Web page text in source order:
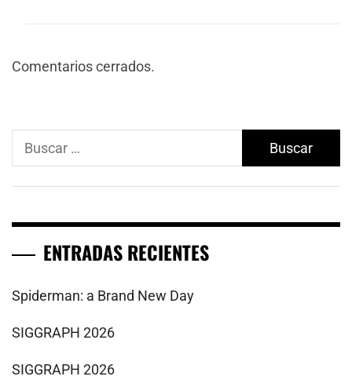
Comentarios cerrados.
Buscar:
ENTRADAS RECIENTES
Spiderman: a Brand New Day
SIGGRAPH 2026
SIGGRAPH 2026